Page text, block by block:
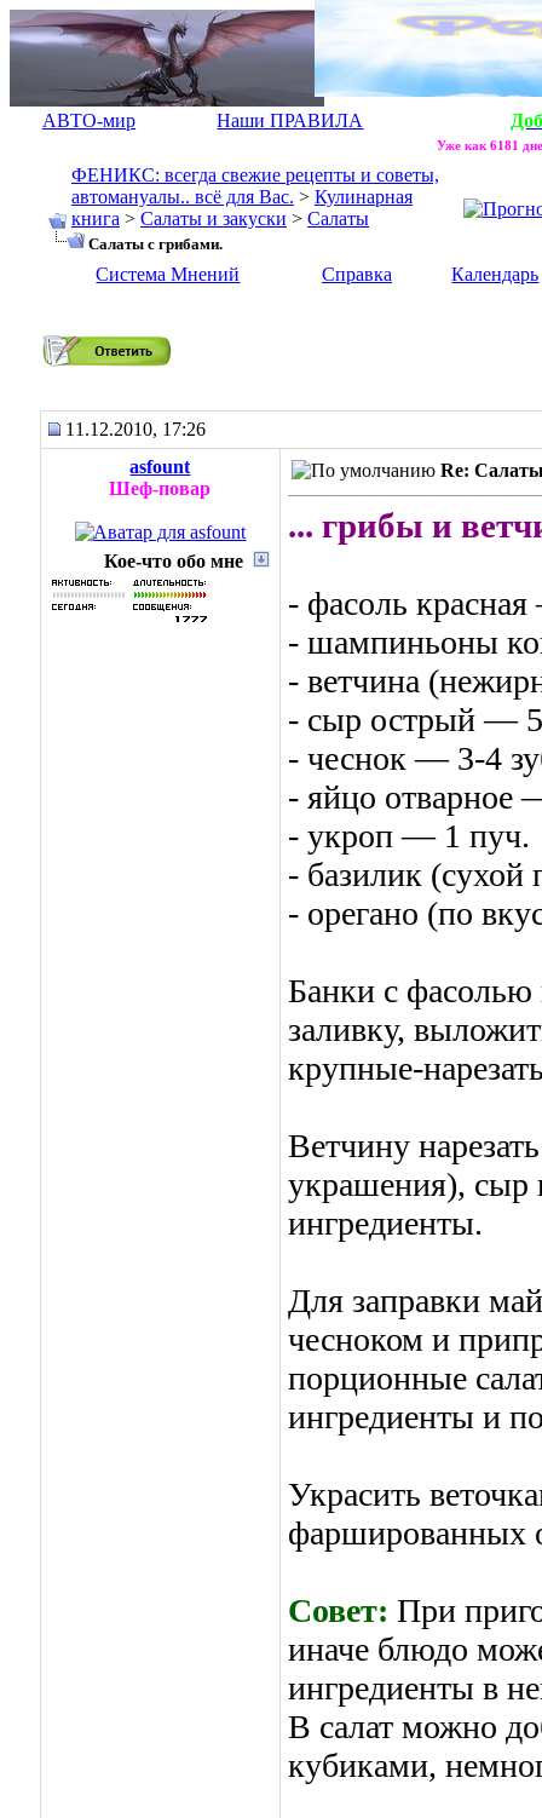
АВТО-мир Наши ПРАВИЛА
Уже как 6181
ФЕНИКС: всегда свежие рецепты и советы,
автомануалы.. всё для Вас. > Кулинарная
книга > Салаты и закуски > Салаты
Салаты с грибами.
Система Мнений Справка Календарь
11.12.2010, 17:26
asfount
Шеф-повар
Кое-что обо мне
Re:
... грибы и
- фасоль
- шампиньоны
- ветчина
- сыр острый —
- чеснок — 3-4
- яйцо отварное
- укроп — 1 пуч.
- базилик (сухой
- орегано (по
Банки с
заливку,
крупные-
Ветчину
украшения), сыр
ингредиенты.
Для заправки
чесноком и
порционные
ингредиенты и
Украсить
фаршированных
Совет: При
иначе блюдо
ингредиенты в
В салат можно
кубиками,